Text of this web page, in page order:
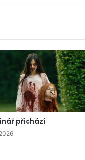
přichází